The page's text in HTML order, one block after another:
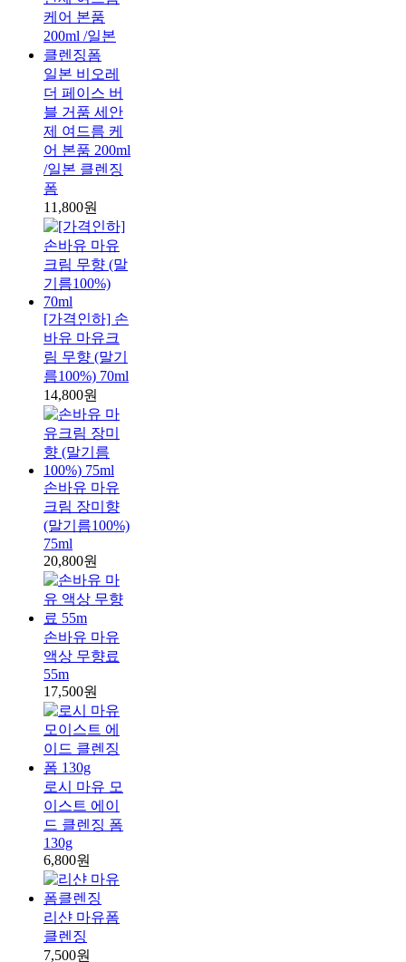
일본 비오레
더 페이스 버
블 거품 세안
제 여드름 케
어 본품 200ml
/일본 클렌징
폼
11,800원
[가격인하] 손
바유 마유크
림 무향 (말기
름100%) 70ml
14,800원
손바유 마유
크림 장미향
(말기름100%)
75ml
20,800원
손바유 마유
액상 무향료
55m
17,500원
로시 마유 모
이스트 에이
드 클렌징 폼
130g
6,800원
리샨 마유폼
클렌징
7,500원